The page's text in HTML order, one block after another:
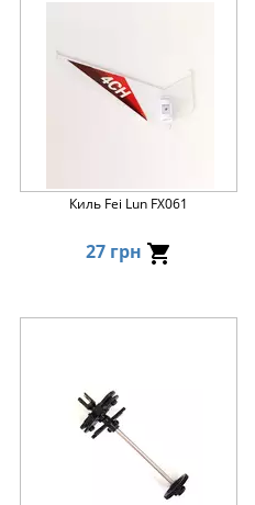
Киль Fei Lun FX061
27 грн